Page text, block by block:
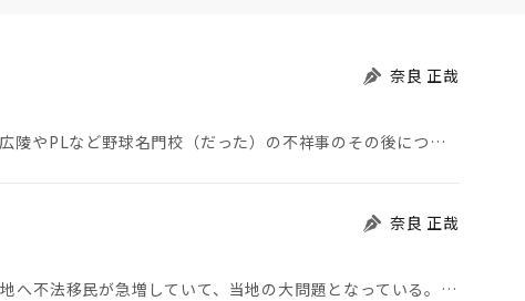
奈良 正哉
夏の甲子園が始まった。その裏側で、広陵やPLなど野球名門校（だった）の不祥事のその後について、「熱…
奈良 正哉
モロッコから地続きのスペインの飛び地へ不法移民が急増していて、当地の大問題となっている。「海を泳い…